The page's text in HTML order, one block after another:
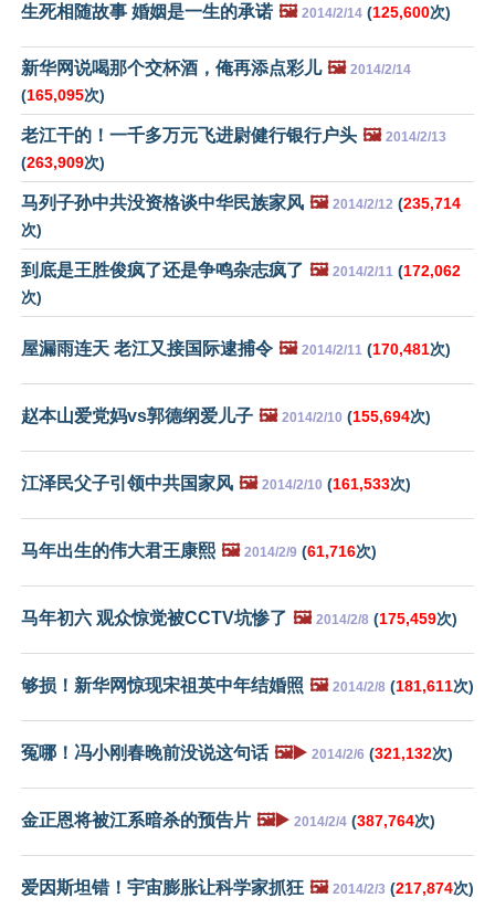
生死相随故事 婚姻是一生的承诺 🖼️ 2014/2/14 (125,600次)
新华网说喝那个交杯酒，俺再添点彩儿 🖼️ 2014/2/14
(165,095次)
老江干的！一千多万元飞进尉健行银行户头 🖼️ 2014/2/13
(263,909次)
马列子孙中共没资格谈中华民族家风 🖼️ 2014/2/12 (235,714
次)
到底是王胜俊疯了还是争鸣杂志疯了 🖼️ 2014/2/11 (172,062
次)
屋漏雨连天 老江又接国际逮捕令 🖼️ 2014/2/11 (170,481次)
赵本山爱党妈vs郭德纲爱儿子 🖼️ 2014/2/10 (155,694次)
江泽民父子引领中共国家风 🖼️ 2014/2/10 (161,533次)
马年出生的伟大君王康熙 🖼️ 2014/2/9 (61,716次)
马年初六 观众惊觉被CCTV坑惨了 🖼️ 2014/2/8 (175,459次)
够损！新华网惊现宋祖英中年结婚照 🖼️ 2014/2/8 (181,611次)
冤哪！冯小刚春晚前没说这句话 🖼️▶️ 2014/2/6 (321,132次)
金正恩将被江系暗杀的预告片 🖼️▶️ 2014/2/4 (387,764次)
爱因斯坦错！宇宙膨胀让科学家抓狂 🖼️ 2014/2/3 (217,874次)